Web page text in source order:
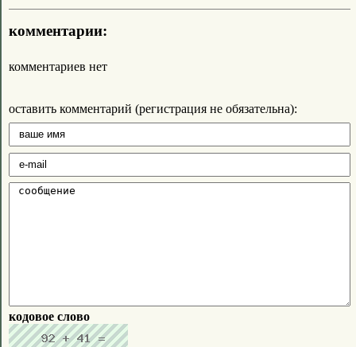
комментарии:
комментариев нет
оставить комментарий (регистрация не обязательна):
кодовое слово